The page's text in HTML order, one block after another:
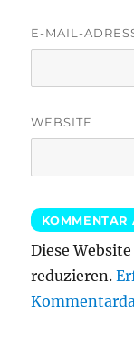
E-MAIL-
WEBSITE
Diese
reduzieren.